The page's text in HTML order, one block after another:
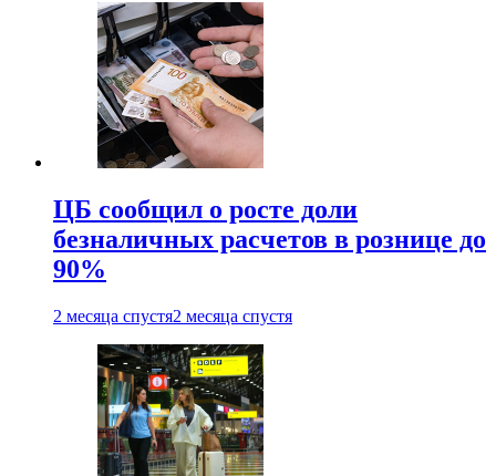
ЦБ сообщил о росте доли
безналичных расчетов в рознице до
90%
2 месяца спустя2 месяца спустя